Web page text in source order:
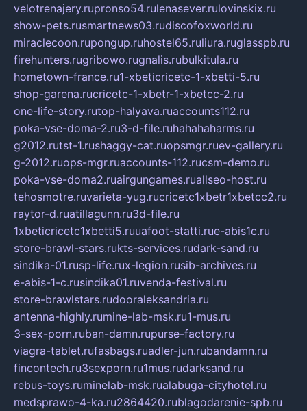
velotrenajery.rupronso54.rulenasever.rulovinskix.ru
show-pets.rusmartnews03.rudiscofoxworld.ru
miraclecoon.rupongup.ruhostel65.ruliura.ruglasspb.ru
firehunters.rugribowo.rugnalis.rubulkitula.ru
hometown-france.ru1-xbeticricetc-1-xbetti-5.ru
shop-garena.rucricetc-1-xbetr-1-xbetcc-2.ru
one-life-story.rutop-halyava.ruaccounts112.ru
poka-vse-doma-2.ru3-d-file.ruhahahaharms.ru
g2012.rutst-1.rushaggy-cat.ruopsmgr.ruev-gallery.ru
g-2012.ruops-mgr.ruaccounts-112.rucsm-demo.ru
poka-vse-doma2.ruairgungames.ruallseo-host.ru
tehosmotre.ruvarieta-yug.rucricetc1xbetr1xbetcc2.ru
raytor-d.ruatillagunn.ru3d-file.ru
1xbeticricetc1xbetti5.ruuafoot-statti.rue-abis1c.ru
store-brawl-stars.rukts-services.rudark-sand.ru
sindika-01.rusp-life.rux-legion.rusib-archives.ru
e-abis-1-c.rusindika01.ruvenda-festival.ru
store-brawlstars.rudooraleksandria.ru
antenna-highly.rumine-lab-msk.ru1-mus.ru
3-sex-porn.ruban-damn.rupurse-factory.ru
viagra-tablet.rufasbags.ruadler-jun.rubandamn.ru
fincontech.ru3sexporn.ru1mus.rudarksand.ru
rebus-toys.ruminelab-msk.rualabuga-cityhotel.ru
medsprawo-4-ka.ru2864420.rublagodarenie-spb.ru